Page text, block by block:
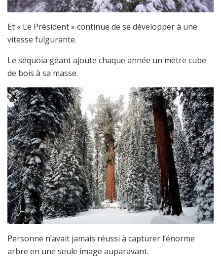
Et « Le Président » continue de se développer à une
vitesse fulgurante.
Le séquoia géant ajoute chaque année un mètre cube
de bois à sa masse.
Personne n’avait jamais réussi à capturer l’énorme
arbre en une seule image auparavant.